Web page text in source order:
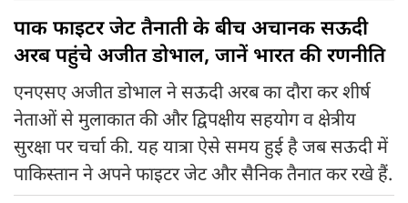
पाक फाइटर जेट तैनाती के बीच अचानक सऊदी
अरब पहुंचे अजीत डोभाल, जानें भारत की रणनीति
एनएसए अजीत डोभाल ने सऊदी अरब का दौरा कर शीर्ष
नेताओं से मुलाकात की और द्विपक्षीय सहयोग व क्षेत्रीय
सुरक्षा पर चर्चा की. यह यात्रा ऐसे समय हुई है जब सऊदी में
पाकिस्तान ने अपने फाइटर जेट और सैनिक तैनात कर रखे हैं.